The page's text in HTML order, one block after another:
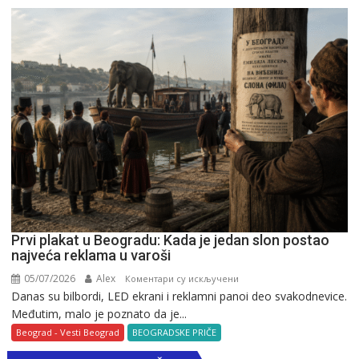
Beogradu
Prvi plakat u Beogradu: Kada je jedan slon postao
najveća reklama u varoši
05/07/2026 Alex Коментари су искључени
Prvi
Danas su bilbordi, LED ekrani i reklamni panoi deo svakodnevice.
Međutim, malo je poznato da je...
Beograd - Vesti Beograd BEOGRADSKE PRIČE